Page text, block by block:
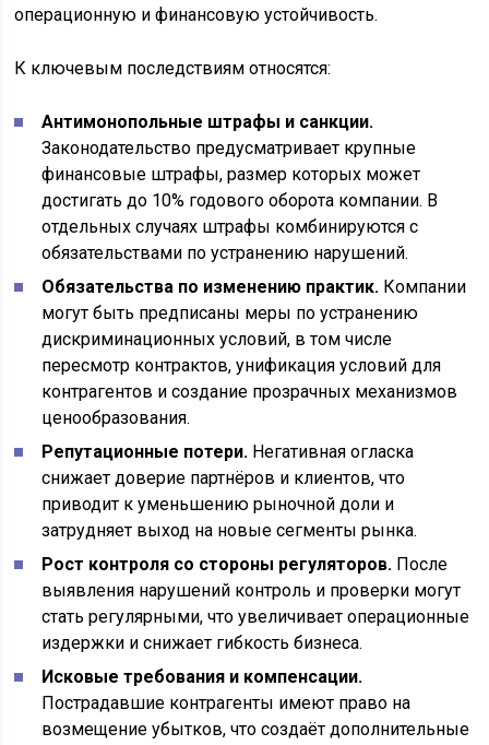
операционную и финансовую устойчивость.
К ключевым последствиям относятся:
Антимонопольные штрафы и санкции.
Законодательство предусматривает крупные
финансовые штрафы, размер которых может
достигать до 10% годового оборота компании. В
отдельных случаях штрафы комбинируются с
обязательствами по устранению нарушений.
Обязательства по изменению практик. Компании
могут быть предписаны меры по устранению
дискриминационных условий, в том числе
пересмотр контрактов, унификация условий для
контрагентов и создание прозрачных механизмов
ценообразования.
Репутационные потери. Негативная огласка
снижает доверие партнёров и клиентов, что
приводит к уменьшению рыночной доли и
затрудняет выход на новые сегменты рынка.
Рост контроля со стороны регуляторов. После
выявления нарушений контроль и проверки могут
стать регулярными, что увеличивает операционные
издержки и снижает гибкость бизнеса.
Исковые требования и компенсации.
Пострадавшие контрагенты имеют право на
возмещение убытков, что создаёт дополнительные